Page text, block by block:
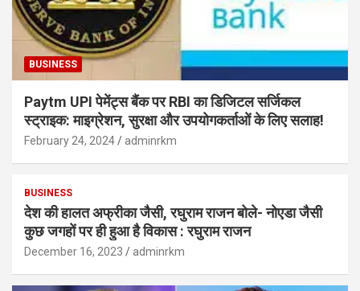
BUSINESS
Paytm UPI पेमेंट्स बैंक पर RBI का डिजिटल सर्जिकल
स्ट्राइक: माइग्रेशन, सुरक्षा और उपयोगकर्ताओं के लिए सलाह!
February 24, 2024 adminrkm
BUSINESS
देश की हालत अफ्रीका जैसी, रघुराम राजन बोले- नोएडा जैसी
कुछ जगहों पर ही हुआ है विकास : रघुराम राजन
December 16, 2023 adminrkm